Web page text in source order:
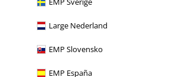
Large Nederland
EMP Slovensko
EMP España